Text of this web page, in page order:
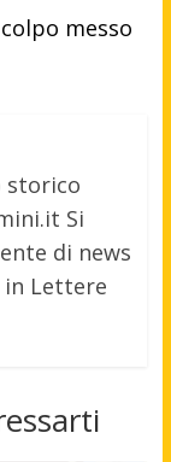
messo
storico
Si
di news
in Lettere